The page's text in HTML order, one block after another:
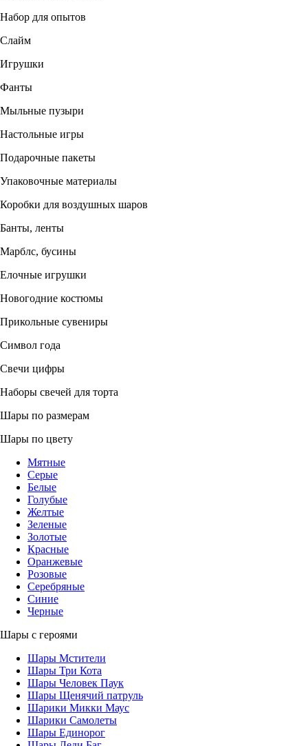
Набор для опытов
Слайм
Игрушки
Фанты
Мыльные пузыри
Настольные игры
Подарочные пакеты
Упаковочные материалы
Коробки для воздушных шаров
Банты, ленты
Марблс, бусины
Елочные игрушки
Новогодние костюмы
Прикольные сувениры
Символ года
Свечи цифры
Наборы свечей для торта
Шары по размерам
Шары по цвету
Мятные
Серые
Белые
Голубые
Желтые
Зеленые
Золотые
Красные
Оранжевые
Розовые
Серебряные
Синие
Черные
Шары с героями
Шары Мстители
Шары Три Кота
Шары Человек Паук
Шары Щенячий патруль
Шарики Микки Маус
Шарики Самолеты
Шары Единорог